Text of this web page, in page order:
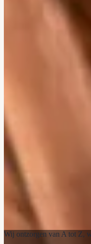
Wij ontzorgen van A tot Z,